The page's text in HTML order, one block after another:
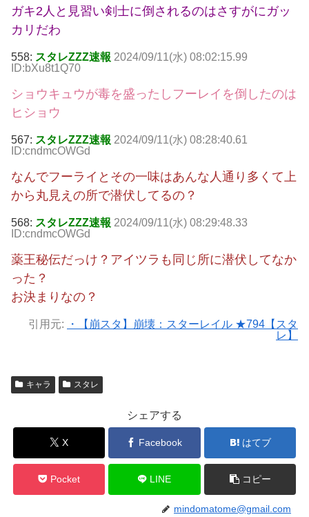
ガキ2人と見習い剣士に倒されるのはさすがにガッ
カリだわ
558: スタレZZZ速報 2024/09/11(水) 08:02:15.99
ID:bXu8t1Q70
ショウキュウが毒を盛ったしフーレイを倒したのは
ヒショウ
567: スタレZZZ速報 2024/09/11(水) 08:28:40.61
ID:cndmcOWGd
なんでフーライとその一味はあんな人通り多くて上
から丸見えの所で潜伏してるの？
568: スタレZZZ速報 2024/09/11(水) 08:29:48.33
ID:cndmcOWGd
薬王秘伝だっけ？アイツラも同じ所に潜伏してなか
った？
お決まりなの？
引用元:
・【崩スタ】崩壊：スターレイル ★794【スタ
レ】
キャラ スタレ
シェアする
X Facebook はてブ
Pocket LINE コピー
mindomatome@gmail.com